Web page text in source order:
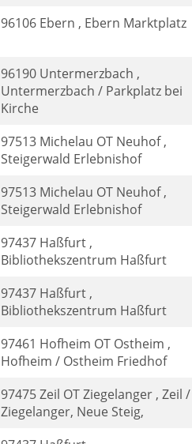
96106 Ebern , Ebern Marktplatz
96190 Untermerzbach ,
Untermerzbach / Parkplatz bei
Kirche
97513 Michelau OT Neuhof ,
Steigerwald Erlebnishof
97513 Michelau OT Neuhof ,
Steigerwald Erlebnishof
97437 Haßfurt ,
Bibliothekszentrum Haßfurt
97437 Haßfurt ,
Bibliothekszentrum Haßfurt
97461 Hofheim OT Ostheim ,
Hofheim / Ostheim Friedhof
97475 Zeil OT Ziegelanger , Zeil /
Ziegelanger, Neue Steig,